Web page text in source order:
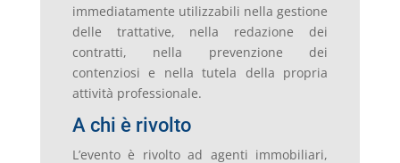
immediatamente utilizzabili nella gestione
delle trattative, nella redazione dei
contratti, nella prevenzione dei
contenziosi e nella tutela della propria
attività professionale.
A chi è rivolto
L’evento è rivolto ad agenti immobiliari,